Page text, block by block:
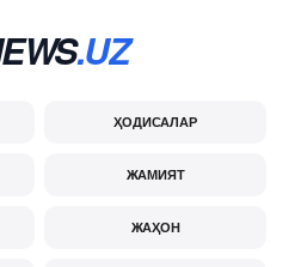
.UZ
ҲОДИСАЛАР
ЖАМИЯТ
ЖАҲОН